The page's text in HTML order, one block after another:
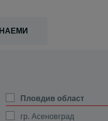
НАЕМИ
Пловдив област
гр. Асеновград